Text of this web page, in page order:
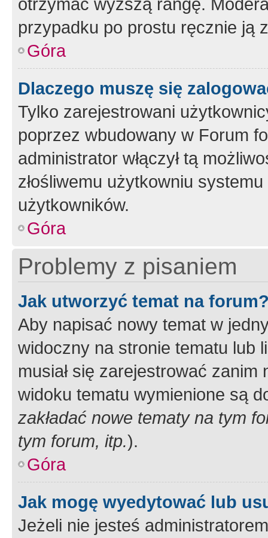
przypadku po prostu ręcznie ją
Góra
Dlaczego muszę się
Tylko zarejestrowani
poprzez wbudowany w Forum
administrator włączył tą
złośliwemu użytkowniu
użytkowników.
Góra
Problemy z pisaniem
Jak utworzyć temat na
Aby napisać nowy temat w
widoczny na stronie tematu lub
musiał się zarejestrować
widoku tematu wymienione są
zakładać nowe tematy na tym
tym forum, itp.).
Góra
Jak mogę wyedytować lub
Jeżeli nie jesteś